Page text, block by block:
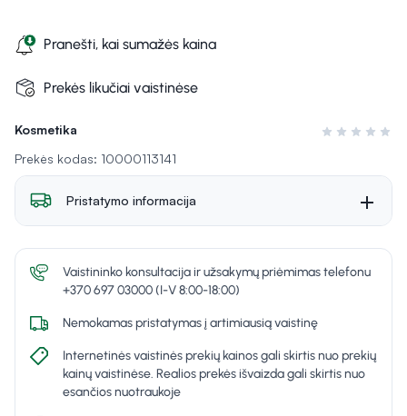
Kosmetika
Įvertinimas 0
Prekės kodas: 10000113141
Pranešti, kai sumažės kaina
Prekės likučiai vaistinėse
Pristatymo informacija
Vaistininko konsultacija ir užsakymų priėmimas telefonu
+370 697 03000 (I-V 8:00-18:00)
Nemokamas pristatymas į artimiausią vaistinę
Internetinės vaistinės prekių kainos gali skirtis nuo prekių
kainų vaistinėse. Realios prekės išvaizda gali skirtis nuo
esančios nuotraukoje